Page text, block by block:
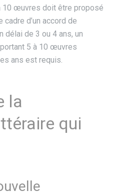
10 œuvres doit être proposé
cadre d’un accord de
délai de 3 ou 4 ans, un
5 à 10 œuvres
ans est requis.
la
qui